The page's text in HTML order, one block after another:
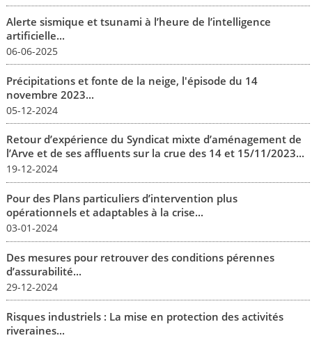
Alerte sismique et tsunami à l’heure de l’intelligence
artificielle...
06-06-2025
Précipitations et fonte de la neige, l'épisode du 14
novembre 2023...
05-12-2024
Retour d’expérience du Syndicat mixte d’aménagement de
l’Arve et de ses affluents sur la crue des 14 et 15/11/2023...
19-12-2024
Pour des Plans particuliers d’intervention plus
opérationnels et adaptables à la crise...
03-01-2024
Des mesures pour retrouver des conditions pérennes
d’assurabilité...
29-12-2024
Risques industriels : La mise en protection des activités
riveraines...